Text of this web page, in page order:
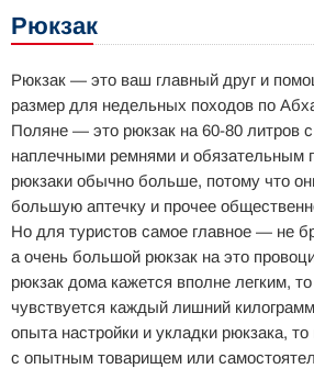
Рюкзак
Рюкзак — это ваш главный друг и
размер для недельных походов по
Поляне — это рюкзак на 60-80 литров
наплечными ремнями и обязательным
рюкзаки обычно больше, потому что
большую аптечку и прочее
Но для туристов самое главное — не
а очень большой рюкзак на это
рюкзак дома кажется вполне легким,
чувствуется каждый лишний
опыта настройки и укладки рюкзака, то
с опытным товарищем или